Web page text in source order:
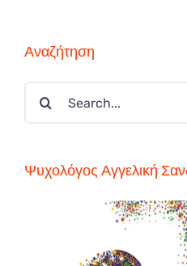
Αναζήτηση
Search
Ψυχολόγος Αγγελική